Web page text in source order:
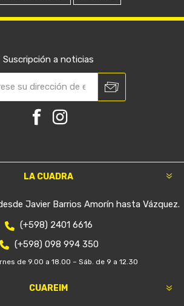
Suscripción a noticias
LA CUADRA
Javier Barrios Amorín hasta Vázquez.
(+598) 2401 6616
(+598) 098 994 350
de 9.00 a 18.00 – Sáb. de 9 a 12.30
CUAREIM